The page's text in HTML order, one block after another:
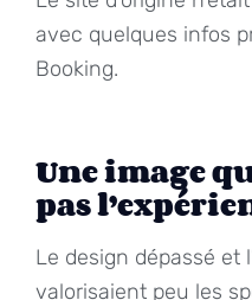
avec quelques infos
Booking.
Une image
pas
Le design dépassé et
valorisaient peu les